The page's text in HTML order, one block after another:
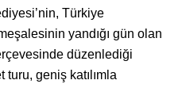
Türkiye
yandığı gün olan
düzenlediği
geniş katılımla